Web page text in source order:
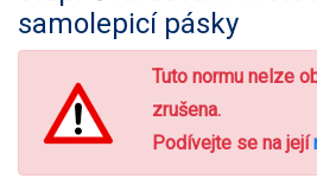
samolepicí pásky
Tuto normu nelze
zrušena.
Podívejte se na její